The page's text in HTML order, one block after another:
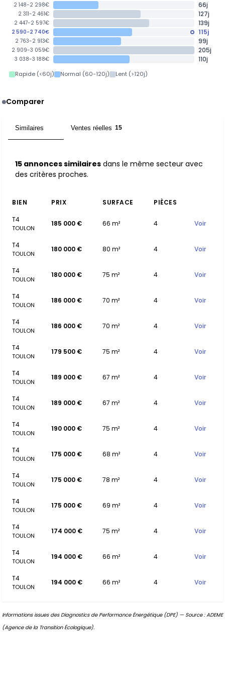
2 148-2 298€ 66j
2 311-2 461€ 127j
2 447-2 597€ 139j
2 590-2 740€ 115j
2 763-2 913€ 99j
2 909-3 059€ 205j
3 038-3 188€ 110j
Rapide (<60j) Normal (60-120j) Lent (>120j)
Comparer
Similaires Ventes réelles 15
15 annonces similaires dans le même secteur avec
des critères proches.
BIEN PRIX SURFACE
PIÈCES
T4
TOULON
185 000 € 66 m² 4 Voir
T4
TOULON
180 000 € 80 m² 4 Voir
T4
TOULON
180 000 € 75 m² 4 Voir
T4
TOULON
186 000 € 70 m² 4 Voir
T4
TOULON
186 000 € 70 m² 4 Voir
T4
TOULON
179 500 € 75 m² 4 Voir
T4
TOULON
189 000 € 67 m² 4 Voir
T4
TOULON
189 000 € 67 m² 4 Voir
T4
TOULON
190 000 € 75 m² 4 Voir
T4
TOULON
175 000 € 68 m² 4 Voir
T4
TOULON
175 000 € 78 m² 4 Voir
T4
TOULON
175 000 € 69 m² 4 Voir
T4
TOULON
174 000 € 75 m² 4 Voir
T4
TOULON
194 000 € 66 m² 4 Voir
T4
TOULON
194 000 € 66 m² 4 Voir
Informations issues des Diagnostics de Performance Énergétique (DPE) — Source : ADEME
(Agence de la Transition Écologique).